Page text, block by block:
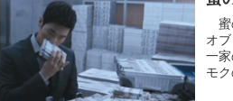
蜜
オ
一
モ